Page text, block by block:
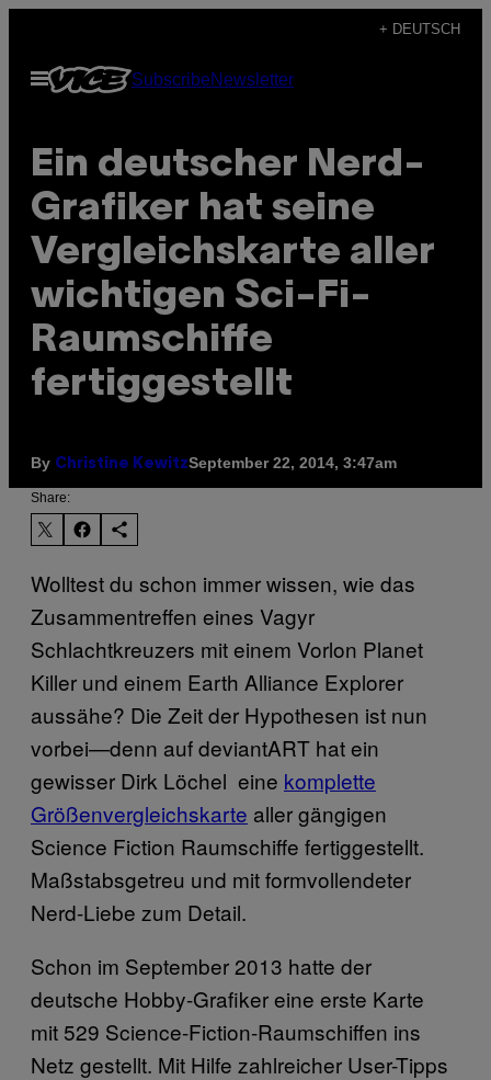
content
+ DEUTSCH
Open
Menu
SubscribeNewsletter
Ein deutscher Nerd-
Grafiker hat seine
Vergleichskarte aller
wichtigen Sci-Fi-
Raumschiffe
fertiggestellt
By Christine KewitzSeptember 22, 2014, 3:47am
Share:
Wolltest du schon immer wissen, wie das
Zusammentreffen eines Vagyr
Schlachtkreuzers mit einem Vorlon Planet
Killer und einem Earth Alliance Explorer
aussähe? Die Zeit der Hypothesen ist nun
vorbei—denn auf deviantART hat ein
gewisser Dirk Löchel eine komplette
Größenvergleichskarte aller gängigen
Science Fiction Raumschiffe fertiggestellt.
Maßstabsgetreu und mit formvollendeter
Nerd-Liebe zum Detail.
Schon im September 2013 hatte der
deutsche Hobby-Grafiker eine erste Karte
mit 529 Science-Fiction-Raumschiffen ins
Netz gestellt. Mit Hilfe zahlreicher User-Tipps